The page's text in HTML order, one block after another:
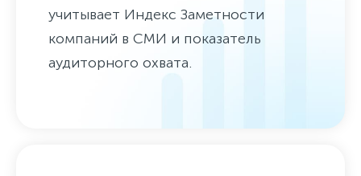
учитывает Индекс Заметности
компаний в СМИ и показатель
аудиторного охвата.